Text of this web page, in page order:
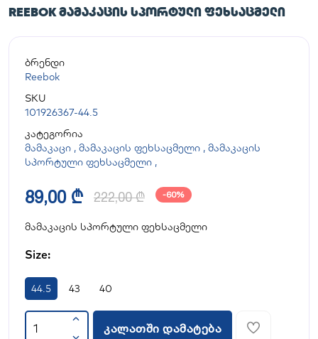
REEBOK ᲛᲐᲛᲐᲙᲐᲪᲘᲡ ᲡᲞᲝᲠᲢᲣᲚᲘ ᲤᲔᲮᲡᲐᲪᲛᲔᲚᲘ
ბრენდი
Reebok
SKU
101926367-44.5
კატეგორია
მამაკაცი , მამაკაცის ფეხსაცმელი , მამაკაცის
სპორტული ფეხსაცმელი ,
89,00 ₾ 222,00 ₾ -60%
მამაკაცის სპორტული ფეხსაცმელი
Size:
44.5 43 40
კალათში დამატება